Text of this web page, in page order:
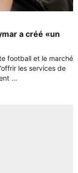
a créé «un
football et le marché
les services de
...